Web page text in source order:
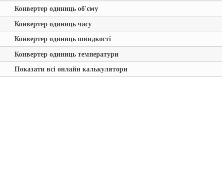
Конвертер одиниць об'єму
Конвертер одиниць часу
Конвертер одиниць швидкості
Конвертер одиниць температури
Показати всі онлайн калькулятори